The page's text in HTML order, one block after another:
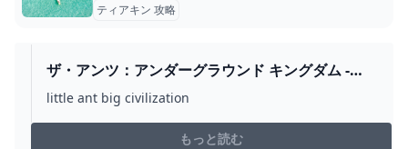
ティアキン 攻略
ザ・アンツ：アンダーグラウンド キングダム -
APPS ON GOOGLE PLAY
little ant big civilization
もっと読む